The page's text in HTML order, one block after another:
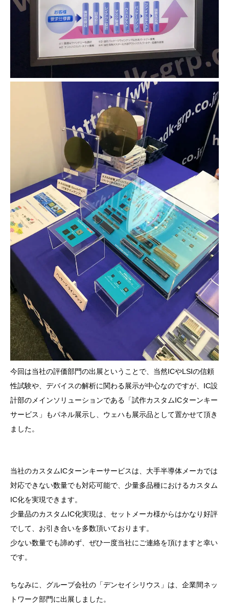
今回は当社の評価部門の出展ということで、当然ICやLSIの信頼
性試験や、デバイスの解析に関わる展示が中心なのですが、IC設
計部のメインソリューションである「試作カスタムICターンキー
サービス」もパネル展示し、ウェハも展示品として置かせて頂き
ました。
当社のカスタムICターンキーサービスは、大手半導体メーカでは
対応できない数量でも対応可能で、少量多品種におけるカスタム
IC化を実現できます。
少量品のカスタムIC化実現は、セットメーカ様からはかなり好評
でして、お引き合いを多数頂いております。
少ない数量でも諦めず、ぜひ一度当社にご連絡を頂けますと幸い
です。
ちなみに、グループ会社の「デンセイシリウス」は、企業間ネッ
トワーク部門に出展しました。